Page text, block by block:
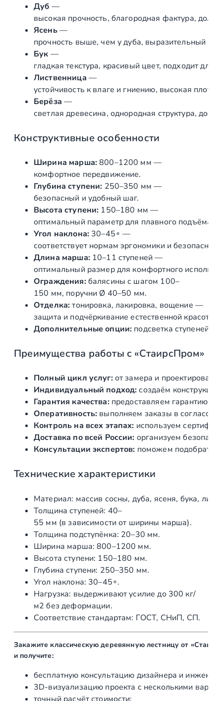
Дуб —
высокая прочность, благородная фактура,
Ясень—
прочность выше, чем удуба, выразительный
Бук —
гладкая текстура, красивый цвет, подходитдля
Лиственница —
устойчивость квлаге и гниению, высокая
Берёза —
светлая древесина, однородная структура,
Конструктивные особенности
Ширина марша:800–1200 мм —
комфортное передвижение.
Глубина ступени: 250–350 мм —
безопасный и удобный шаг.
Высота ступени: 150–180 мм —
оптимальный параметрдля плавногоподъёма
Угол наклона: 30–45∘ —
соответствуетнормам эргономики и
Длина марша:10–11 ступеней —
оптимальный размердля комфортного
Ограждения:балясины с шагом 100–
150 мм, поручни Ø 40–50 мм.
Отделка:тонировка, лакировка, вощение —
защита и подчёркивание естественной красоты
Дополнительныеопции: подсветка ступеней,
Преимущества работы с «СтаирсПром»
Полный цикл услуг:отзамера и
Индивидуальный подход:создаём конструкции
Гарантия качества:предоставляем гарантию
Оперативность: выполняем заказы в
Контроль на всех этапах: используем
Доставка повсей России: организуем
Консультации экспертов: поможем подобрать
Технические характеристики
Материал: массив сосны, дуба, ясеня, бука,
Толщина ступеней: 40–
55 мм (в зависимости от ширины марша).
Толщина подступёнка: 20–30 мм.
Ширина марша:800–1200 мм.
Высота ступени: 150–180 мм.
Глубина ступени: 250–350 мм.
Угол наклона: 30–45∘.
Нагрузка: выдерживаютусилие до 300 кг/
м2 бездеформации.
Соответствие стандартам: ГОСТ, СНиП, СП.
Закажите классическую деревяннуюлестницу от
и получите:
бесплатную консультацию дизайнера и
3D‑визуализацию проекта с несколькими
точный расчётстоимости;